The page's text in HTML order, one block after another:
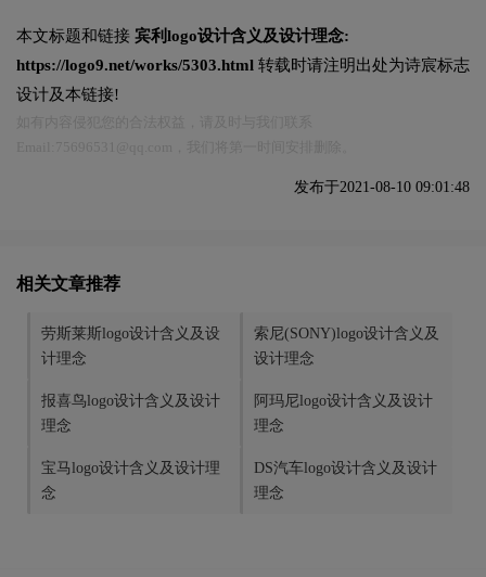
本文标题和链接 宾利logo设计含义及设计理念:
https://logo9.net/works/5303.html 转载时请注明出处为诗宸标志
设计及本链接!
发布于2021-08-10 09:01:48
相关文章推荐
劳斯莱斯logo设计含义及设
计理念
索尼(SONY)logo设计含义及
设计理念
报喜鸟logo设计含义及设计
理念
阿玛尼logo设计含义及设计
理念
宝马logo设计含义及设计理
念
DS汽车logo设计含义及设计
理念